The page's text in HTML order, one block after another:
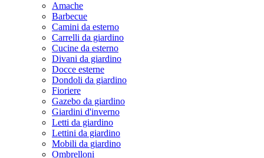
Amache
Barbecue
Camini da esterno
Carrelli da giardino
Cucine da esterno
Divani da giardino
Docce esterne
Dondoli da giardino
Fioriere
Gazebo da giardino
Giardini d'inverno
Letti da giardino
Lettini da giardino
Mobili da giardino
Ombrelloni